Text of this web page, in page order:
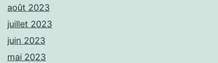
août 2023
juillet 2023
juin 2023
mai 2023